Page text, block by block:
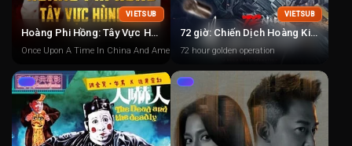
VIETSUB
Hoàng Phi Hồng: Tây Vực Hùng Sư
Once Upon A Time In China And America
VIETSUB
72 giờ: Chiến Dịch Hoàng Kim
72 hour golden operation